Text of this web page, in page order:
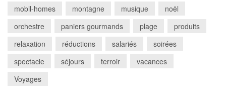
mobil-homes
montagne musique
noël
orchestre
paniers gourmands plage
produits
relaxation
réductions salariés
soirées
spectacle
séjours terroir
vacances
Voyages